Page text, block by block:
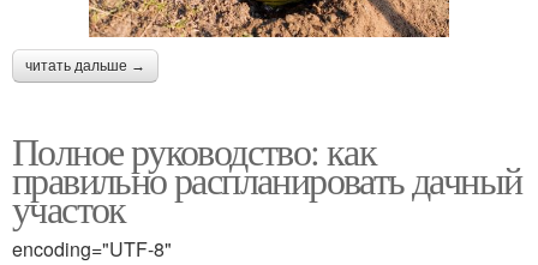
читать дальше →
Полное руководство: как
правильно распланировать дачный
участок
encoding="UTF-8"